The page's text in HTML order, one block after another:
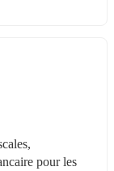
pour les